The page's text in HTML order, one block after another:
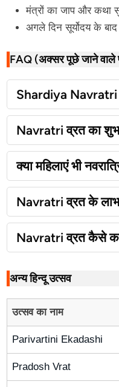
मंत्रों का जाप और कथा
अगले दिन सूर्योदय के
FAQ (अक्सर पूछे जाने वाले
Shardiya
Navratri व्रत का
क्या महिलाएं भी
Navratri व्रत के लाभ
Navratri व्रत कैसे
अन्य हिन्दू उत्सव
उत्सव का नाम
Parivartini Ekadashi
Pradosh Vrat